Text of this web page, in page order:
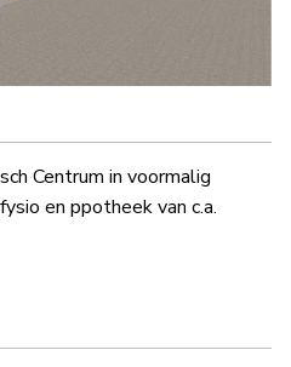
Centrum in voormalig
en ppotheek van c.a.